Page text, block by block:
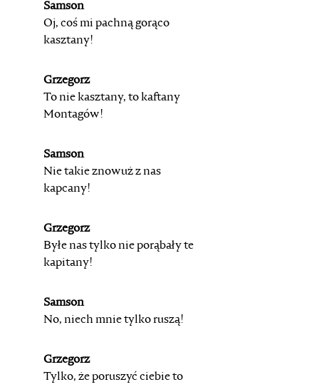
Samson
Oj, coś mi pachną gorąco
kasztany!
Grzegorz
To nie kasztany, to kaftany
Montagów!
Samson
Nie takie znowuż z nas
kapcany!
Grzegorz
Byłe nas tylko nie porąbały te
kapitany!
Samson
No, niech mnie tylko ruszą!
Grzegorz
Tylko, że poruszyć ciebie to